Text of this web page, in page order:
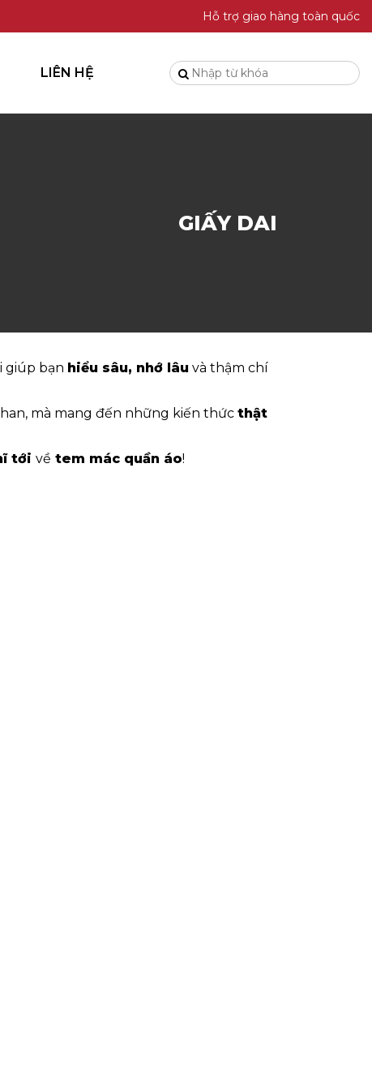
Hỗ trợ giao hàng toàn quốc
LIÊN HỆ
GIẤY DAI
giúp bạn hiểu sâu, nhớ lâu và thậm chí
mà mang đến những kiến thức thật
tới về tem mác quần áo!